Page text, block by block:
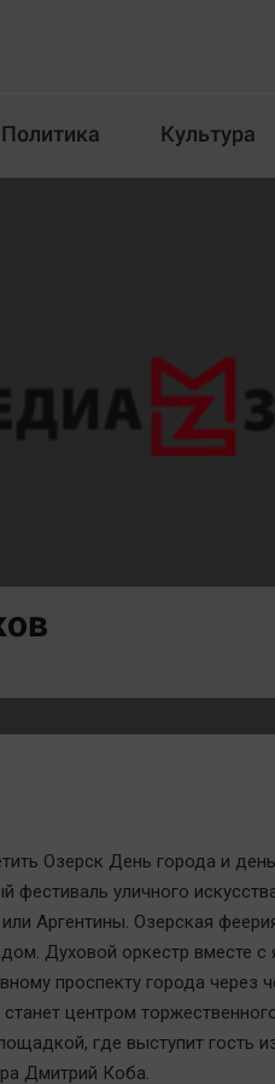
Политика Культура
Вкусное
ЖКХ
Интервью
Озерск День города и день
уличного
Аргентины. Озерская
Духовой оркестр вместе с
проспекту города через
центром
где выступит гость
Дмитрий Коба.